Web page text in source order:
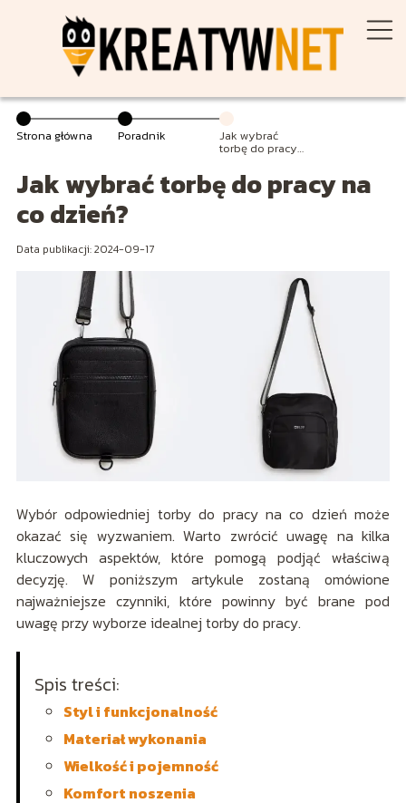
Strona główna Poradnik Jak wybrać
torbę do pracy
na co dzień?
Jak wybrać torbę do pracy na
co dzień?
Data publikacji: 2024-09-17
Wybór odpowiedniej torby do pracy na co dzień może
okazać się wyzwaniem. Warto zwrócić uwagę na kilka
kluczowych aspektów, które pomogą podjąć właściwą
decyzję. W poniższym artykule zostaną omówione
najważniejsze czynniki, które powinny być brane pod
uwagę przy wyborze idealnej torby do pracy.
Spis treści:
Styl i funkcjonalność
Materiał wykonania
Wielkość i pojemność
Komfort noszenia